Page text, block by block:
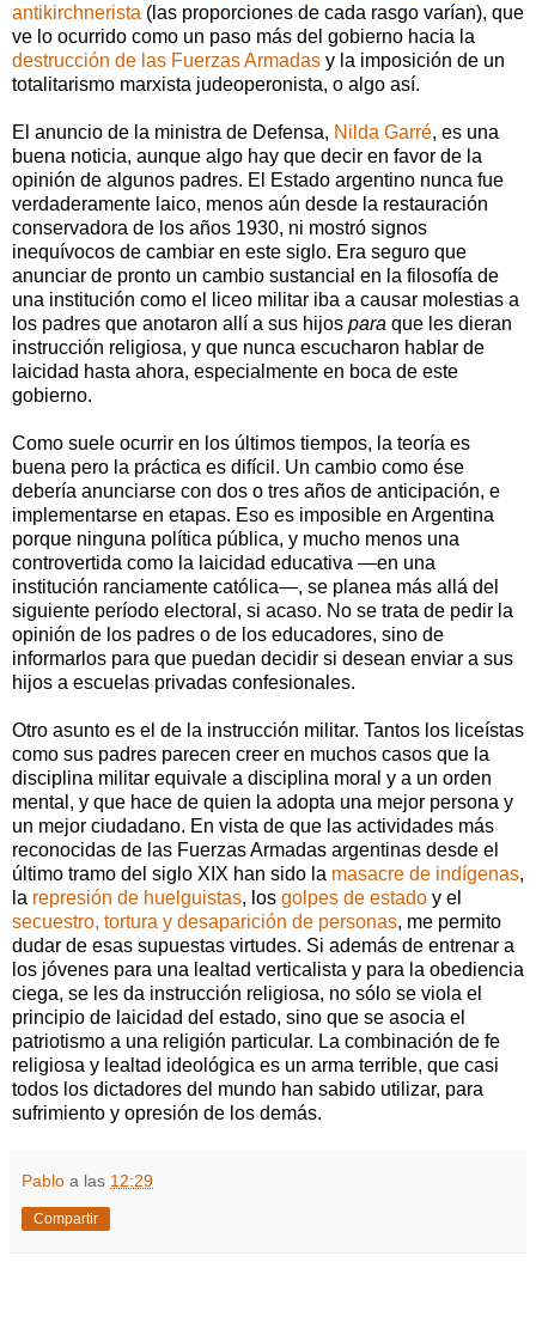
antikirchnerista (las proporciones de cada rasgo varían), que
ve lo ocurrido como un paso más del gobierno hacia la
destrucción de las Fuerzas Armadas y la imposición de un
totalitarismo marxista judeoperonista, o algo así.
El anuncio de la ministra de Defensa, Nilda Garré, es una
buena noticia, aunque algo hay que decir en favor de la
opinión de algunos padres. El Estado argentino nunca fue
verdaderamente laico, menos aún desde la restauración
conservadora de los años 1930, ni mostró signos
inequívocos de cambiar en este siglo. Era seguro que
anunciar de pronto un cambio sustancial en la filosofía de
una institución como el liceo militar iba a causar molestias a
los padres que anotaron allí a sus hijos para que les dieran
instrucción religiosa, y que nunca escucharon hablar de
laicidad hasta ahora, especialmente en boca de este
gobierno.
Como suele ocurrir en los últimos tiempos, la teoría es
buena pero la práctica es difícil. Un cambio como ése
debería anunciarse con dos o tres años de anticipación, e
implementarse en etapas. Eso es imposible en Argentina
porque ninguna política pública, y mucho menos una
controvertida como la laicidad educativa —en una
institución ranciamente católica—, se planea más allá del
siguiente período electoral, si acaso. No se trata de pedir la
opinión de los padres o de los educadores, sino de
informarlos para que puedan decidir si desean enviar a sus
hijos a escuelas privadas confesionales.
Otro asunto es el de la instrucción militar. Tantos los liceístas
como sus padres parecen creer en muchos casos que la
disciplina militar equivale a disciplina moral y a un orden
mental, y que hace de quien la adopta una mejor persona y
un mejor ciudadano. En vista de que las actividades más
reconocidas de las Fuerzas Armadas argentinas desde el
último tramo del siglo XIX han sido la masacre de indígenas,
la represión de huelguistas, los golpes de estado y el
secuestro, tortura y desaparición de personas, me permito
dudar de esas supuestas virtudes. Si además de entrenar a
los jóvenes para una lealtad verticalista y para la obediencia
ciega, se les da instrucción religiosa, no sólo se viola el
principio de laicidad del estado, sino que se asocia el
patriotismo a una religión particular. La combinación de fe
religiosa y lealtad ideológica es un arma terrible, que casi
todos los dictadores del mundo han sabido utilizar, para
sufrimiento y opresión de los demás.
Pablo a las 12:29
Compartir